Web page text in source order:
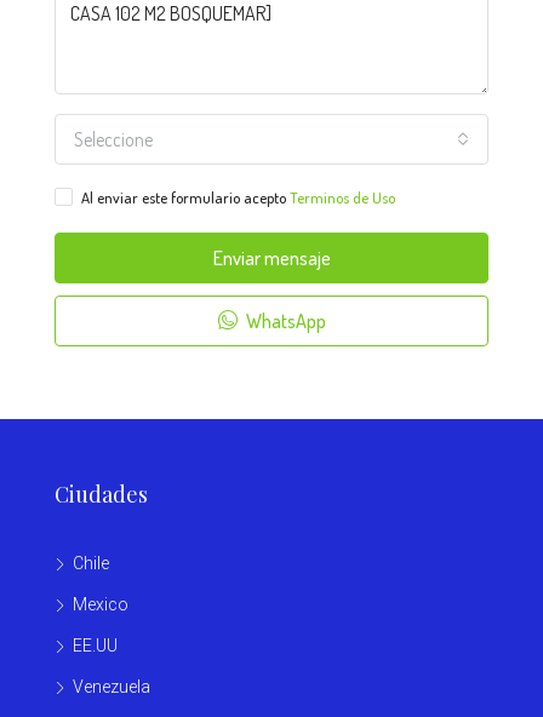
Seleccione
Al enviar este formulario aceptoTerminos de Uso
Enviar mensaje
WhatsApp
Ciudades
Chile
Mexico
EE.UU
Venezuela